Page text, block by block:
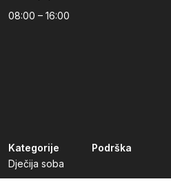
08:00 – 16:00
Kategorije
Dječija soba
Podrška